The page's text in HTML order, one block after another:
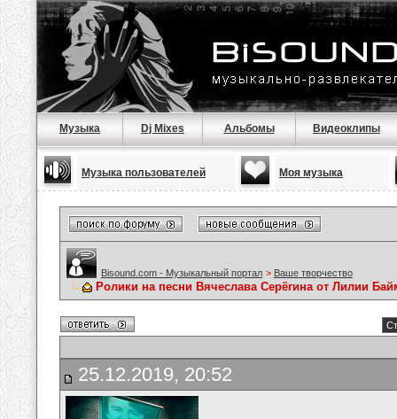
Музыка Dj Mixes Альбомы Видеоклипы
Музыка пользователей Моя музыка
Bisound.com - Музыкальный портал > Ваше творчество
Ролики на песни Вячеслава Серёгина от Лилии
25.12.2019, 20:52